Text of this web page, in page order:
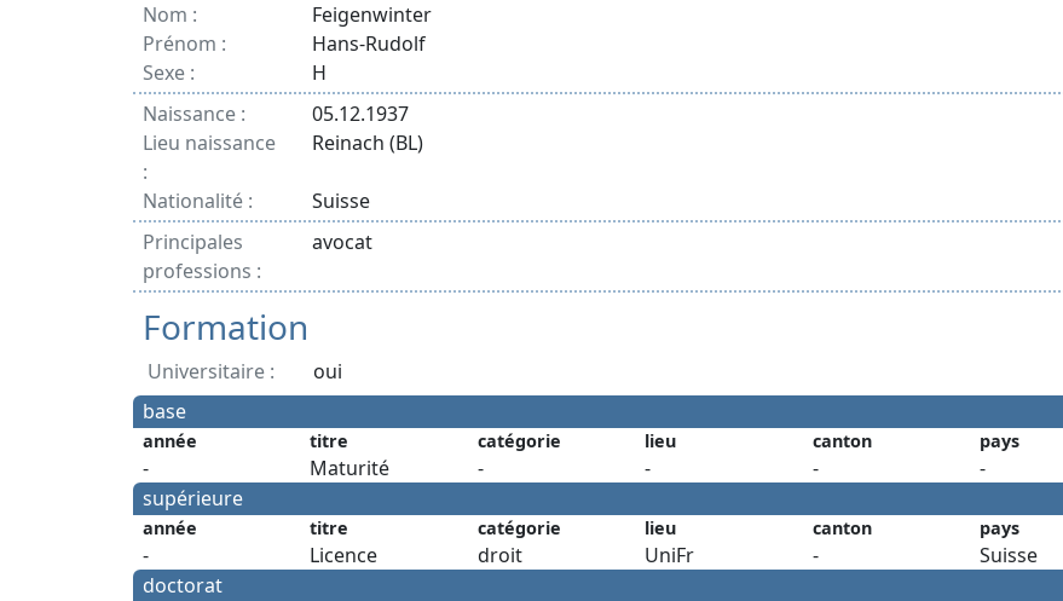
Nom :
Feigenwinter
Prénom :
Hans-Rudolf
Sexe :
H
Naissance :
05.12.1937
Lieu naissance
:
Reinach (BL)
Nationalité :
Suisse
Principales
professions :
avocat
Formation
Universitaire :
oui
base
année titre catégorie lieu canton pays
- Maturité - - -
-
supérieure
année titre catégorie lieu canton pays
- Licence droit UniFr -
Suisse
doctorat